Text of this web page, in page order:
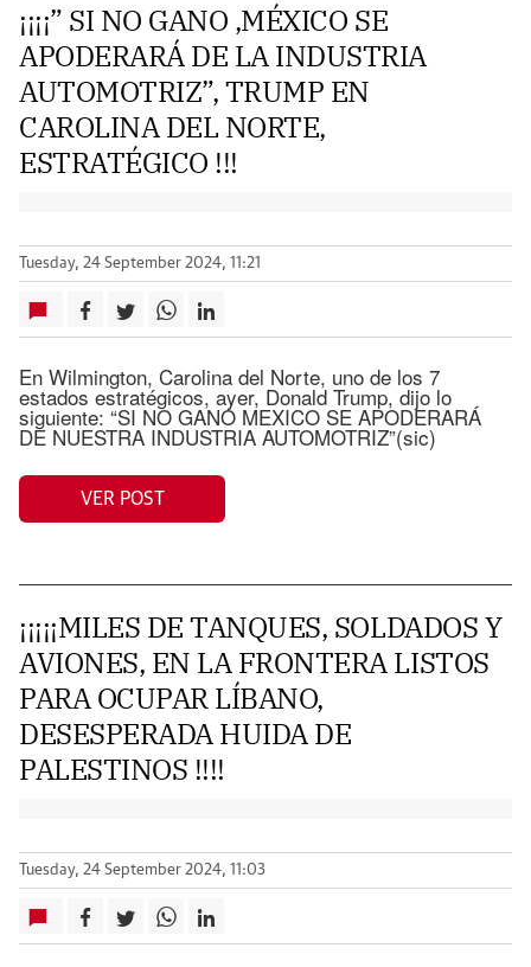
¡¡¡¡” SI NO GANO ,MÉXICO SE
APODERARÁ DE LA INDUSTRIA
AUTOMOTRIZ”, TRUMP EN
CAROLINA DEL NORTE,
ESTRATÉGICO !!!
Tuesday, 24 September 2024, 11:21
En Wilmington, Carolina del Norte, uno de los 7
estados estratégicos, ayer, Donald Trump, dijo lo
siguiente: “SI NO GANO MEXICO SE APODERARÁ
DE NUESTRA INDUSTRIA AUTOMOTRIZ”(sic)
VER POST
¡¡¡¡¡MILES DE TANQUES, SOLDADOS Y
AVIONES, EN LA FRONTERA LISTOS
PARA OCUPAR LÍBANO,
DESESPERADA HUIDA DE
PALESTINOS !!!!
Tuesday, 24 September 2024, 11:03